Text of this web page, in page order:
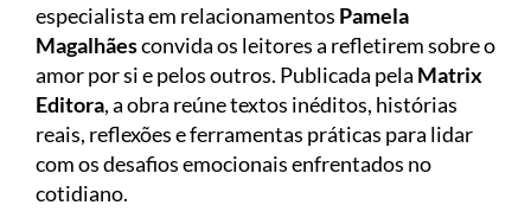
especialista em relacionamentos Pamela
Magalhãesconvida os leitores a refletirem sobre o
amor por si e pelos outros. Publicada pela Matrix
Editora, a obra reúne textos inéditos, histórias
reais, reflexões e ferramentas práticas para lidar
com os desafios emocionais enfrentados no
cotidiano.